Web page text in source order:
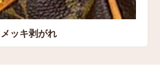
メッキ剥がれ